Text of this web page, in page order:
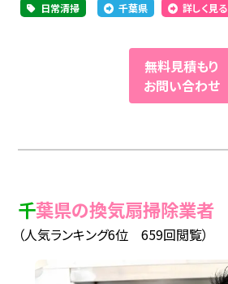
日常清掃 千葉県 詳しく見る
無料見積もり
お問い合わせ
千葉県の換気扇掃除業者
（人気ランキング6位 659回閲覧）